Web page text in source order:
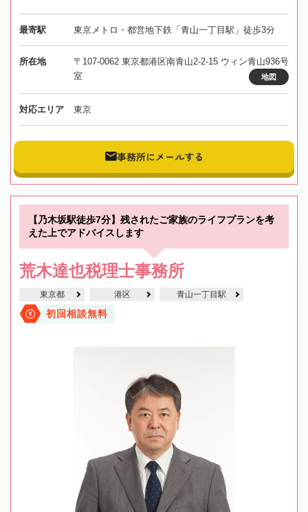
最寄駅 東京メトロ・都営地下鉄「青山一丁目駅」徒歩3分
所在地
〒107-0062 東京都港区南青山2-2-15 ウィン青山936号
室
地図
対応エリア 東京
事務所にメールする
【乃木坂駅徒歩7分】残されたご家族のライフプランを考
えた上でアドバイスします
荒木達也税理士事務所
東京都 港区 青山一丁目駅
初回相談無料